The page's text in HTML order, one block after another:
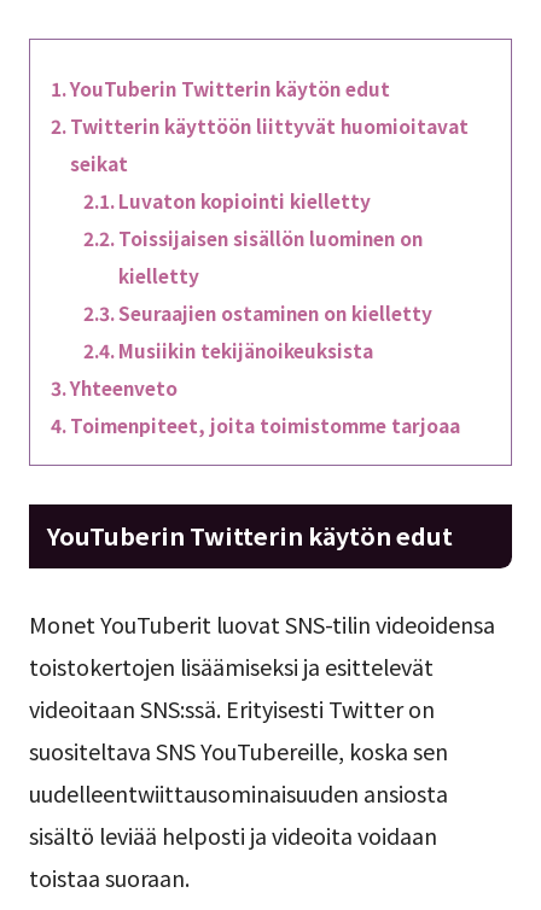
YouTuberin Twitterin käytön edut
Twitterin käyttöön liittyvät huomioitavat
seikat
Luvaton kopiointi kielletty
Toissijaisen sisällön luominen on
kielletty
Seuraajien ostaminen on kielletty
Musiikin tekijänoikeuksista
Yhteenveto
Toimenpiteet, joita toimistomme tarjoaa
YouTuberin Twitterin käytön edut
Monet YouTuberit luovat SNS-tilin videoidensa
toistokertojen lisäämiseksi ja esittelevät
videoitaan SNS:ssä. Erityisesti Twitter on
suositeltava SNS YouTubereille, koska sen
uudelleentwiittausominaisuuden ansiosta
sisältö leviää helposti ja videoita voidaan
toistaa suoraan.